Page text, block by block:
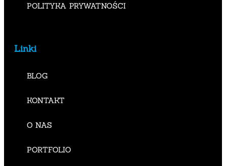
POLITYKA PRYWATNOŚCI
Linki
BLOG
KONTAKT
O NAS
PORTFOLIO